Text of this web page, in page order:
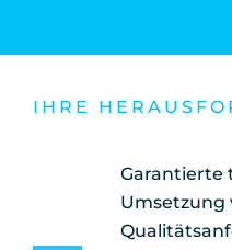
IHRE
Garantierte
Umsetzung